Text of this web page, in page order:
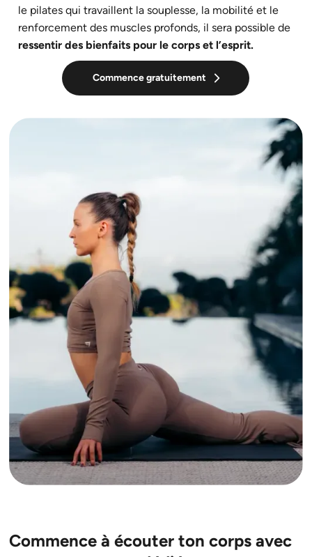
le pilates qui travaillent la souplesse, la mobilité et le
renforcement des muscles profonds, il sera possible de
ressentir des bienfaits pour le corps et l’esprit.
Commence gratuitement
Commence à écouter ton corps avec